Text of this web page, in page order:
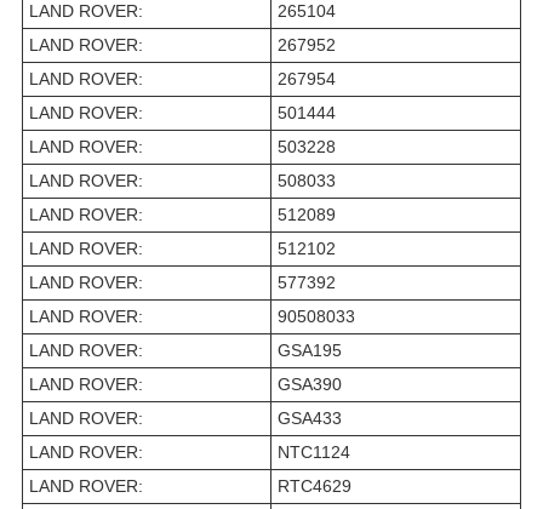
LAND ROVER:
265104
LAND ROVER:
267952
LAND ROVER:
267954
LAND ROVER:
501444
LAND ROVER:
503228
LAND ROVER:
508033
LAND ROVER:
512089
LAND ROVER:
512102
LAND ROVER:
577392
LAND ROVER:
90508033
LAND ROVER:
GSA195
LAND ROVER:
GSA390
LAND ROVER:
GSA433
LAND ROVER:
NTC1124
LAND ROVER:
RTC4629